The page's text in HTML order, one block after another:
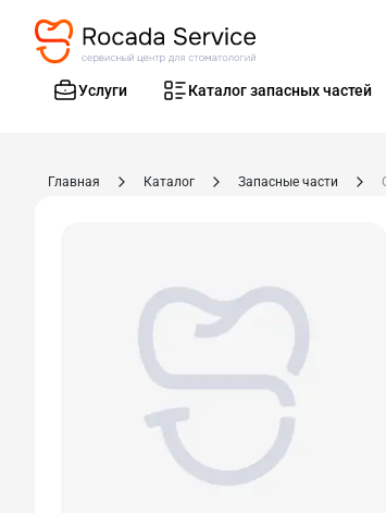
Услуги Каталог запасных частей
Главная Каталог Запасные части